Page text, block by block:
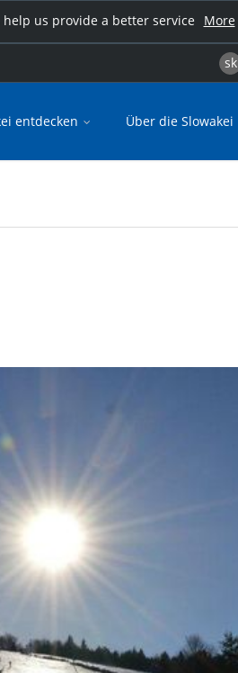
help us provide a better service More
sk
entdecken Über die Slowakei